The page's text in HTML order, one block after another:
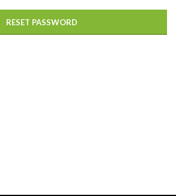
RESET PASSWORD